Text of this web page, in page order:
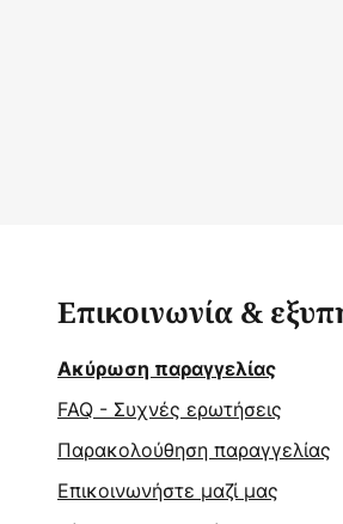
Επικοινωνία &
Ακύρωση παραγγελίας
FAQ - Συχνές ερωτήσεις
Παρακολούθηση παραγγελίας
Επικοινωνήστε μαζί μας